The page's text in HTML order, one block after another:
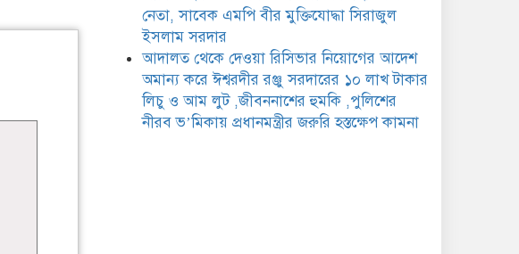
নেতা, সাবেক এমপি বীর মুক্তিযোদ্ধা সিরাজুল
ইসলাম সরদার
আদালত থেকে দেওয়া রিসিভার নিয়োগের আদেশ
অমান্য করে ঈশ্বরদীর রঞ্জু সরদারের ১০ লাখ টাকার
লিচু ও আম লুট ,জীবননাশের হুমকি ,পুলিশের
নীরব ভ’মিকায় প্রধানমন্ত্রীর জরুরি হস্তক্ষেপ কামনা